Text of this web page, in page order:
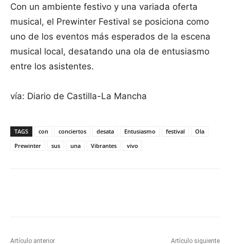
Con un ambiente festivo y una variada oferta
musical, el Prewinter Festival se posiciona como
uno de los eventos más esperados de la escena
musical local, desatando una ola de entusiasmo
entre los asistentes.
vía: Diario de Castilla-La Mancha
TAGS con conciertos desata Entusiasmo festival
Ola
Prewinter
sus una Vibrantes vivo
Artículo anterior Artículo siguiente